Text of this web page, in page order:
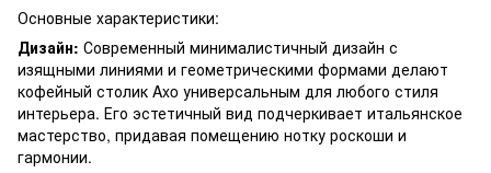
Основные характеристики:
Дизайн: Современный минималистичный дизайн с
изящными линиями и геометрическими формами делают
кофейный столик Axo универсальным для любого стиля
интерьера. Его эстетичный вид подчеркивает итальянское
мастерство, придавая помещению нотку роскоши и
гармонии.